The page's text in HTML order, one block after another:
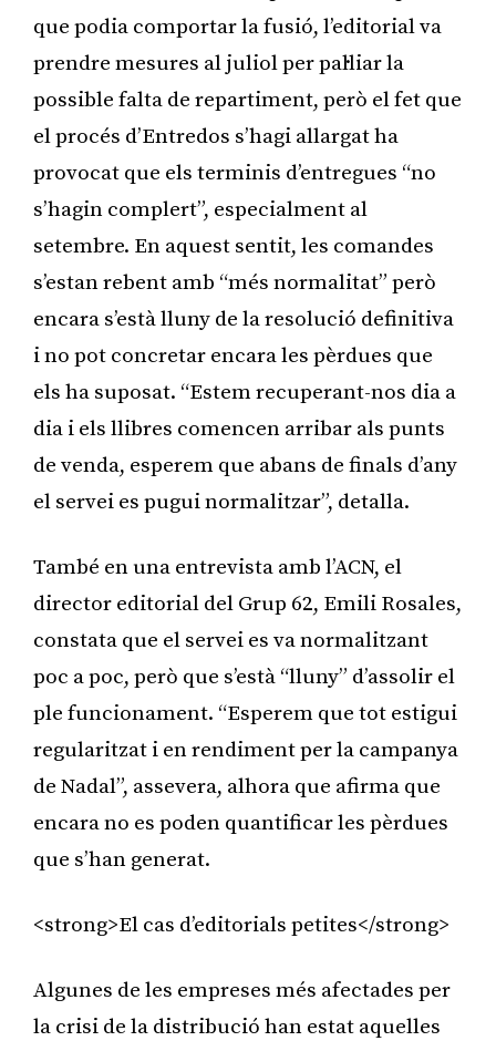
que podia comportar la fusió, l’editorial va
prendre mesures al juliol per pal·liar la
possible falta de repartiment, però el fet que
el procés d’Entredos s’hagi allargat ha
provocat que els terminis d’entregues “no
s’hagin complert”, especialment al
setembre. En aquest sentit, les comandes
s’estan rebent amb “més normalitat” però
encara s’està lluny de la resolució definitiva
i no pot concretar encara les pèrdues que
els ha suposat. “Estem recuperant-nos dia a
dia i els llibres comencen arribar als punts
de venda, esperem que abans de finals d’any
el servei es pugui normalitzar”, detalla.
També en una entrevista amb l’ACN, el
director editorial del Grup 62, Emili Rosales,
constata que el servei es va normalitzant
poc a poc, però que s’està “lluny” d’assolir el
ple funcionament. “Esperem que tot estigui
regularitzat i en rendiment per la campanya
de Nadal”, assevera, alhora que afirma que
encara no es poden quantificar les pèrdues
que s’han generat.
<strong>El cas d’editorials petites</strong>
Algunes de les empreses més afectades per
la crisi de la distribució han estat aquelles